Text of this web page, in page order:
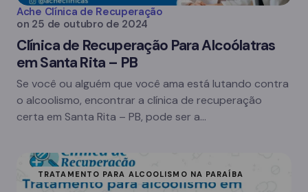
Ache Clínica de Recuperação
on 25 de outubro de 2024
Clínica de Recuperação Para Alcoólatras
em Santa Rita – PB
Se você ou alguém que você ama está lutando contra
o alcoolismo, encontrar a clínica de recuperação
certa em Santa Rita – PB, pode ser a…
TRATAMENTO PARA ALCOOLISMO NA PARAÍBA